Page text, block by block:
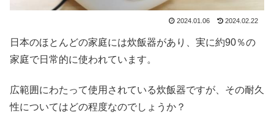
2024.01.06 2024.02.22
日本のほとんどの家庭には炊飯器があり、実に約90％の
家庭で日常的に使われています。
広範囲にわたって使用されている炊飯器ですが、その耐久
性についてはどの程度なのでしょうか？